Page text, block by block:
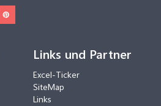
Links und Partner
Excel-Ticker
SiteMap
Links